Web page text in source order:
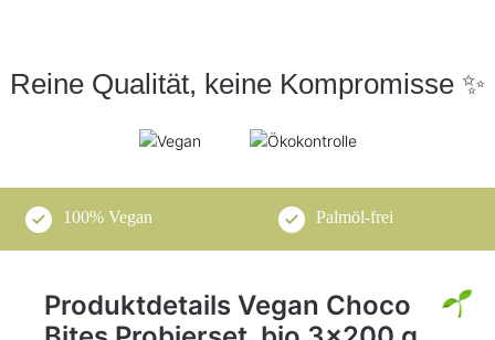
Reine Qualität, keine Kompromisse ✨
100% Vegan Palmöl-frei
Produktdetails Vegan Choco